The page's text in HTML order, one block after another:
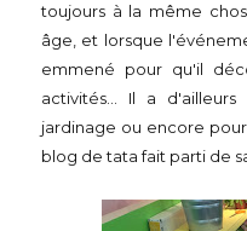
toujours à la même
âge, et lorsque
emmené pour qu'il
activités... Il a
jardinage ou encore
blog de tata fait parti de